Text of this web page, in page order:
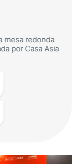
mesa redonda
por Casa Asia